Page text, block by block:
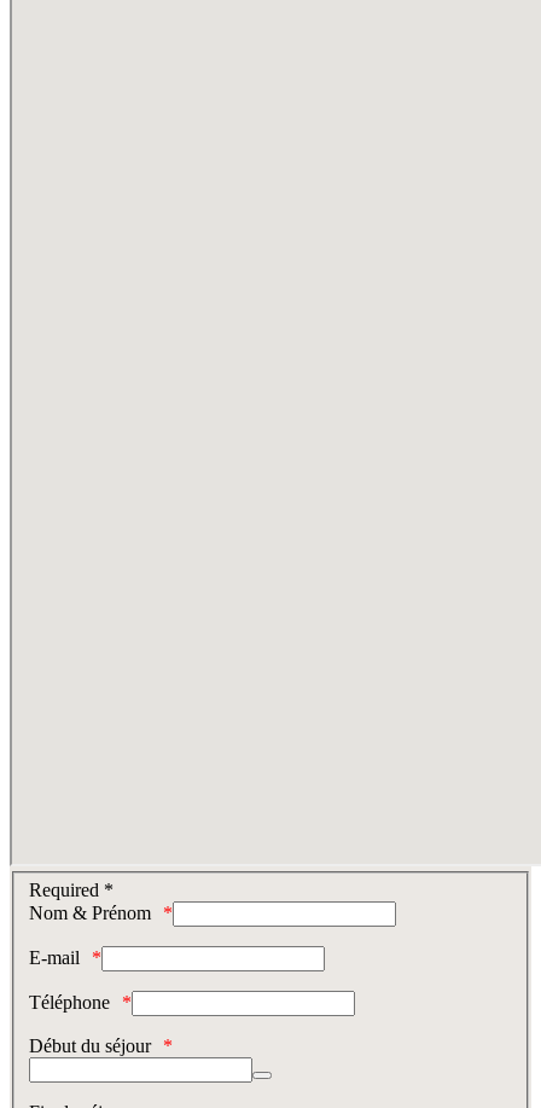
Required *
Nom & Prénom
E-mail
Téléphone
Début du séjour